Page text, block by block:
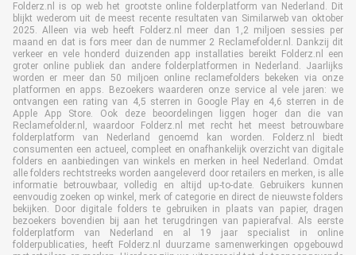
Folderz.nl is op web het grootste online folderplatform van Nederland. Dit
blijkt wederom uit de meest recente resultaten van Similarweb van oktober
2025. Alleen via web heeft Folderz.nl meer dan 1,2 miljoen sessies per
maand en dat is fors meer dan de nummer 2 Reclamefolder.nl. Dankzij dit
verkeer en vele honderd duizenden app installaties bereikt Folderz.nl een
groter online publiek dan andere folderplatformen in Nederland. Jaarlijks
worden er meer dan 50 miljoen online reclamefolders bekeken via onze
platformen en apps. Bezoekers waarderen onze service al vele jaren: we
ontvangen een rating van 4,5 sterren in Google Play en 4,6 sterren in de
Apple App Store. Ook deze beoordelingen liggen hoger dan die van
Reclamefolder.nl, waardoor Folderz.nl met recht het meest betrouwbare
folderplatform van Nederland genoemd kan worden. Folderz.nl biedt
consumenten een actueel, compleet en onafhankelijk overzicht van digitale
folders en aanbiedingen van winkels en merken in heel Nederland. Omdat
alle folders rechtstreeks worden aangeleverd door retailers en merken, is alle
informatie betrouwbaar, volledig en altijd up-to-date. Gebruikers kunnen
eenvoudig zoeken op winkel, merk of categorie en direct de nieuwste folders
bekijken. Door digitale folders te gebruiken in plaats van papier, dragen
bezoekers bovendien bij aan het terugdringen van papierafval. Als eerste
folderplatform van Nederland en al 19 jaar specialist in online
folderpublicaties, heeft Folderz.nl duurzame samenwerkingen opgebouwd